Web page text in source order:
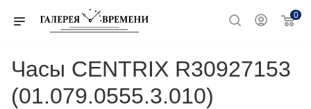
0
Часы CENTRIX R30927153
(01.079.0555.3.010)